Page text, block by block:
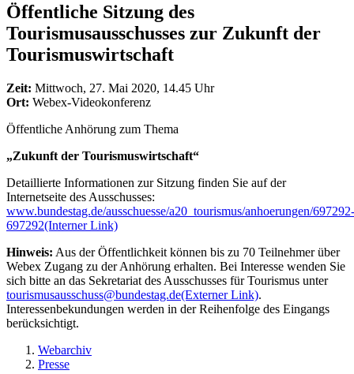
Öffentliche Sitzung des
Tourismusausschusses zur Zukunft der
Tourismuswirtschaft
Zeit: Mittwoch, 27. Mai 2020, 14.45 Uhr
Ort: Webex-Videokonferenz
Öffentliche Anhörung zum Thema
„Zukunft der Tourismuswirtschaft“
Detaillierte Informationen zur Sitzung finden Sie auf der
Internetseite des Ausschusses:
www.bundestag.de/ausschuesse/a20_tourismus/anhoerungen/697292-
697292(Interner Link)
Hinweis: Aus der Öffentlichkeit können bis zu 70 Teilnehmer über
Webex Zugang zu der Anhörung erhalten. Bei Interesse wenden Sie
sich bitte an das Sekretariat des Ausschusses für Tourismus unter
tourismusausschuss@bundestag.de(Externer Link).
Interessenbekundungen werden in der Reihenfolge des Eingangs
berücksichtigt.
Webarchiv
Presse